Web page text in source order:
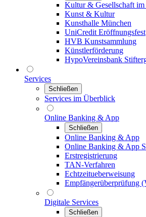
Kultur & Gesellschaft
Kunst & Kultur
Kunsthalle München
UniCredit Eröffnungsfest
HVB Kunstsammlung
Künstlerförderung
HypoVereinsbank
Services
Schließen
Services im Überblick
Online Banking & App
Schließen
Online Banking & App
Online Banking & App
Erstregistrierung
TAN-Verfahren
Echtzeitueberweisung
Empfängerüberprüfung
Digitale Services
Schließen